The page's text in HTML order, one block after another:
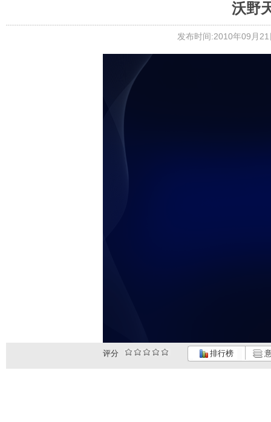
沃野
发布时间:2010年09月
评分 排行榜